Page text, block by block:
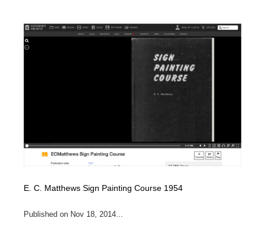
E. C. Matthews Sign Painting Course 1954
Published on Nov 18, 2014...